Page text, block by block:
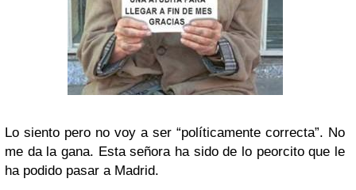
Lo siento pero no voy a ser “políticamente correcta”. No
me da la gana. Esta señora ha sido de lo peorcito que le
ha podido pasar a Madrid.